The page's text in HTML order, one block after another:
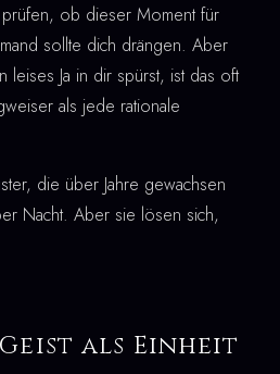
ob dieser Moment für
sollte dich drängen. Aber
leises Ja in dir spürst, ist das oft
als jede rationale
die über Jahre gewachsen
Nacht. Aber sie lösen sich,
als Einheit